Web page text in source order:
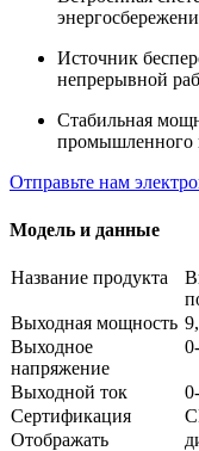
Источник
непрерывной
Стабильная
промышленного
Отправьте нам
Модель и данные
Название продукта
Выходная мощность
Выходное
напряжение
Выходной ток
Сертификация
Отображать